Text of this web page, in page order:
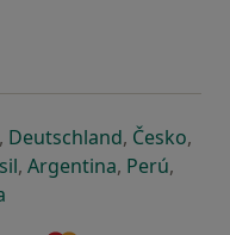
karcie
się w nowej karcie
się w nowej
, Deutschlandotwiera się
, Česko,
karcie
w nowej karcie
się w nowej karcie
otwiera się w nowej
, Argentinaotwiera się
, Perú,